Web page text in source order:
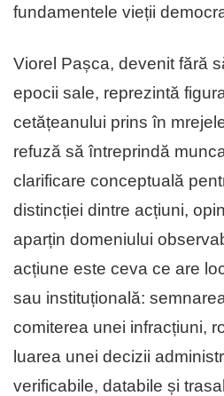
fundamentele vieții
Viorel Pașca, devenit fără
epocii sale, reprezintă
cetățeanului prins în
refuză să întreprindă
clarificare conceptuală
distincției dintre acțiuni,
aparțin domeniului
acțiune este ceva ce are
sau instituțională:
comiterea unei infracțiuni,
luarea unei decizii
verificabile, databile și